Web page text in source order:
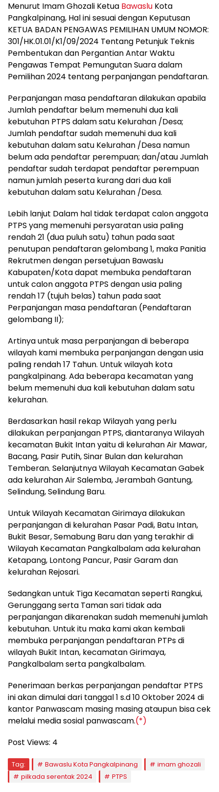
Menurut Imam Ghozali Ketua Bawaslu Kota
Pangkalpinang, Hal ini sesuai dengan Keputusan
KETUA BADAN PENGAWAS PEMILIHAN UMUM NOMOR:
301/HK.01.01/K1/09/2024 Tentang Petunjuk Teknis
Pembentukan dan Pergantian Antar Waktu
Pengawas Tempat Pemungutan Suara dalam
Pemilihan 2024 tentang perpanjangan pendaftaran.
Perpanjangan masa pendaftaran dilakukan apabila
Jumlah pendaftar belum memenuhi dua kali
kebutuhan PTPS dalam satu Kelurahan /Desa;
Jumlah pendaftar sudah memenuhi dua kali
kebutuhan dalam satu Kelurahan /Desa namun
belum ada pendaftar perempuan; dan/atau Jumlah
pendaftar sudah terdapat pendaftar perempuan
namun jumlah peserta kurang dari dua kali
kebutuhan dalam satu Kelurahan /Desa.
Lebih lanjut Dalam hal tidak terdapat calon anggota
PTPS yang memenuhi persyaratan usia paling
rendah 21 (dua puluh satu) tahun pada saat
penutupan pendaftaran gelombang 1, maka Panitia
Rekrutmen dengan persetujuan Bawaslu
Kabupaten/Kota dapat membuka pendaftaran
untuk calon anggota PTPS dengan usia paling
rendah 17 (tujuh belas) tahun pada saat
Perpanjangan masa pendaftaran (Pendaftaran
gelombang II);
Artinya untuk masa perpanjangan di beberapa
wilayah kami membuka perpanjangan dengan usia
paling rendah 17 Tahun. Untuk wilayah kota
pangkalpinang. Ada beberapa kecamatan yang
belum memenuhi dua kali kebutuhan dalam satu
kelurahan.
Berdasarkan hasil rekap Wilayah yang perlu
dilakukan perpanjangan PTPS, diantaranya Wilayah
kecamatan Bukit Intan yaitu di kelurahan Air Mawar,
Bacang, Pasir Putih, Sinar Bulan dan kelurahan
Temberan. Selanjutnya Wilayah Kecamatan Gabek
ada kelurahan Air Salemba, Jerambah Gantung,
Selindung, Selindung Baru.
Untuk Wilayah Kecamatan Girimaya dilakukan
perpanjangan di kelurahan Pasar Padi, Batu Intan,
Bukit Besar, Semabung Baru dan yang terakhir di
Wilayah Kecamatan Pangkalbalam ada kelurahan
Ketapang, Lontong Pancur, Pasir Garam dan
kelurahan Rejosari.
Sedangkan untuk Tiga Kecamatan seperti Rangkui,
Gerunggang serta Taman sari tidak ada
perpanjangan dikarenakan sudah memenuhi jumlah
kebutuhan. Untuk itu maka kami akan kembali
membuka perpanjangan pendaftaran PTPs di
wilayah Bukit Intan, kecamatan Girimaya,
Pangkalbalam serta pangkalbalam.
Penerimaan berkas perpanjangan pendaftar PTPS
ini akan dimulai dari tanggal 1 s.d 10 Oktober 2024 di
kantor Panwascam masing masing ataupun bisa cek
melalui media sosial panwascam.(*)
Post Views: 4
Tag: Bawaslu Kota Pangkalpinang
imam ghozali
pilkada serentak 2024
PTPS